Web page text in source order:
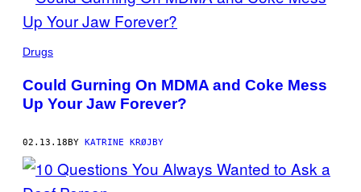
BY
THIS
AUTHOR
Drugs
Could Gurning On MDMA and Coke Mess
Up Your Jaw Forever?
02.13.18BY KATRINE KRØJBY